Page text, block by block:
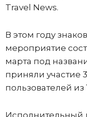
Travel News.
В этом году
мероприятие
марта под
приняли участие
пользователей из
Исполнительный